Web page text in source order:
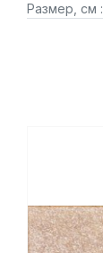
Размер, см :